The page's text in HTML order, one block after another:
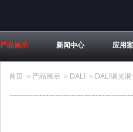
产品展示 新闻中心 应用
首页 > 产品展示 > DALI > DALI调光